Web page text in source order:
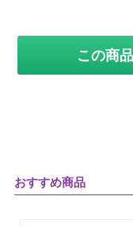
この商
おすすめ商品